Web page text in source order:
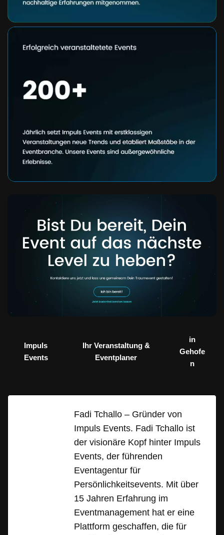
Impuls
Events
Ihr Veranstaltung &
Eventplaner
in
Gehofe
n
Fadi Tchallo – Gründer von
Impuls Events. Fadi Tchallo ist
der visionäre Kopf hinter Impuls
Events, der führenden
Eventagentur für
Persönlichkeitsevents. Mit über
15 Jahren Erfahrung im
Eventmanagement hat er eine
Plattform geschaffen, die für